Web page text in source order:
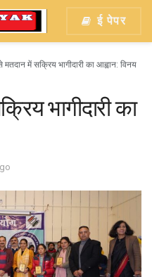
ई पेपर
में सक्रिय भागीदारी का आह्वान: विनय
भागीदारी का